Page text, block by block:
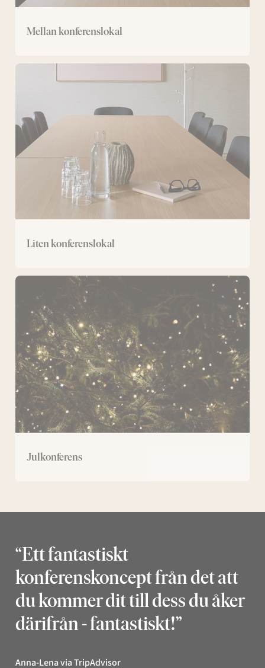
Mellan konferenslokal
Liten konferenslokal
Liten
konferenslokal
Julkonferens
Julkonferens
“Ett fantastiskt
konferenskoncept från det att
du kommer dit till dess du åker
därifrån - fantastiskt!”
Anna-Lena via TripAdvisor